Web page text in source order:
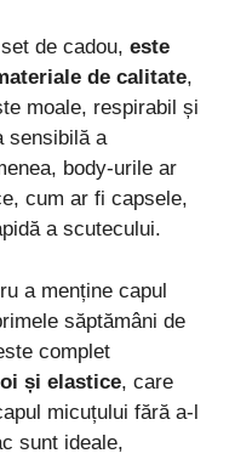
de cadou, este
de calitate,
moale, respirabil și
sensibilă a
body-urile ar
cum ar fi capsele,
a scutecului.
a menține capul
săptămâni de
complet
și elastice, care
micuțului fără a-l
sunt ideale,